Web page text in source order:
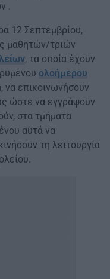
.
12 Σεπτεμβρίου,
μαθητών/τριών
, τα οποία έχουν
ολοήμερου
να επικοινωνήσουν
ώστε να εγγράψουν
στα τμήματα
αυτά να
τη λειτουργία